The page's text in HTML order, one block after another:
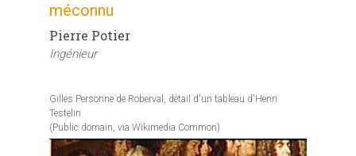
méconnu
Pierre Potier
Ingénieur
Gilles Personne de Roberval, détail d'un tableau d'Henri
Testelin
(Public domain, via Wikimedia Common)